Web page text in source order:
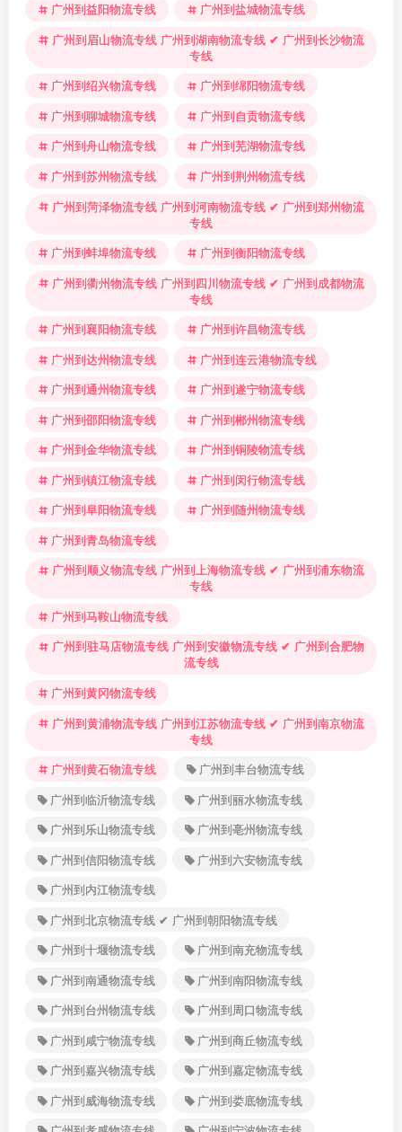
广州到益阳物流专线
广州到盐城物流专线
广州到眉山物流专线 广州到湖南物流专线 ✔ 广州到长沙物流
专线
广州到绍兴物流专线
广州到绵阳物流专线
广州到聊城物流专线
广州到自贡物流专线
广州到舟山物流专线
广州到芜湖物流专线
广州到苏州物流专线
广州到荆州物流专线
广州到菏泽物流专线 广州到河南物流专线 ✔ 广州到郑州物流
专线
广州到蚌埠物流专线
广州到衡阳物流专线
广州到衢州物流专线 广州到四川物流专线 ✔ 广州到成都物流
专线
广州到襄阳物流专线
广州到许昌物流专线
广州到达州物流专线
广州到连云港物流专线
广州到通州物流专线
广州到遂宁物流专线
广州到邵阳物流专线
广州到郴州物流专线
广州到金华物流专线
广州到铜陵物流专线
广州到镇江物流专线
广州到闵行物流专线
广州到阜阳物流专线
广州到随州物流专线
广州到青岛物流专线
广州到顺义物流专线 广州到上海物流专线 ✔ 广州到浦东物流
专线
广州到马鞍山物流专线
广州到驻马店物流专线 广州到安徽物流专线 ✔ 广州到合肥物
流专线
广州到黄冈物流专线
广州到黄浦物流专线 广州到江苏物流专线 ✔ 广州到南京物流
专线
广州到黄石物流专线
广州到丰台物流专线
广州到临沂物流专线
广州到丽水物流专线
广州到乐山物流专线
广州到亳州物流专线
广州到信阳物流专线
广州到六安物流专线
广州到内江物流专线
广州到北京物流专线 ✔ 广州到朝阳物流专线
广州到十堰物流专线
广州到南充物流专线
广州到南通物流专线
广州到南阳物流专线
广州到台州物流专线
广州到周口物流专线
广州到咸宁物流专线
广州到商丘物流专线
广州到嘉兴物流专线
广州到嘉定物流专线
广州到威海物流专线
广州到娄底物流专线